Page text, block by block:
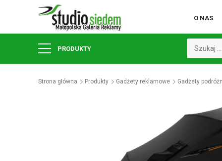
O NAS
PRODUKTY
Strona główna Produkty Gadżety reklamowe Gadżety